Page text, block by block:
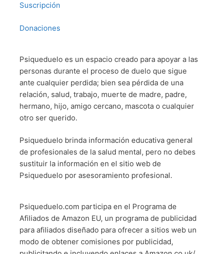
Suscripción
Donaciones
Psiqueduelo es un espacio creado para apoyar a las
personas durante el proceso de duelo que sigue
ante cualquier perdida; bien sea pérdida de una
relación, salud, trabajo, muerte de madre, padre,
hermano, hijo, amigo cercano, mascota o cualquier
otro ser querido.
Psiqueduelo brinda información educativa general
de profesionales de la salud mental, pero no debes
sustituir la información en el sitio web de
Psiqueduelo por asesoramiento profesional.
Psiqueduelo.com participa en el Programa de
Afiliados de Amazon EU, un programa de publicidad
para afiliados diseñado para ofrecer a sitios web un
modo de obtener comisiones por publicidad,